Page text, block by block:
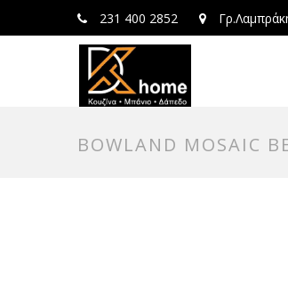
231 400 2852
BOWLAND MOSAIC